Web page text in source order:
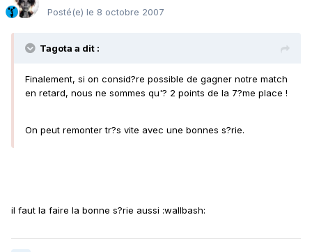
Posté(e) le 8 octobre 2007
Tagota a dit :
Finalement, si on consid?re possible de gagner notre match
en retard, nous ne sommes qu'? 2 points de la 7?me place !
On peut remonter tr?s vite avec une bonnes s?rie.
il faut la faire la bonne s?rie aussi :wallbash: